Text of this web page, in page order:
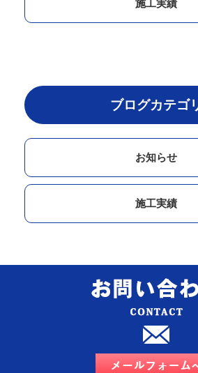
施工実績
ブログカテゴ
お知らせ
施工実績